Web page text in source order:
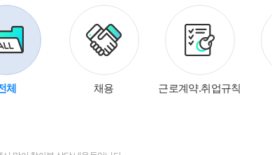
체
보험 채용 근로계약.취업규칙